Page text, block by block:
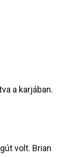
a karjában.
volt. Brian